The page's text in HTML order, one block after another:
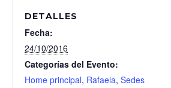
DETALLES
Fecha:
24/10/2016
Categorías del Evento:
Home principal, Rafaela, Sedes